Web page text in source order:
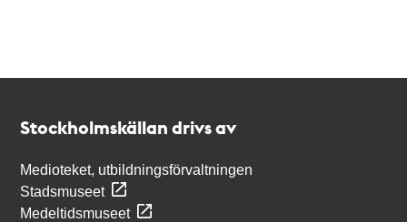
Stockholmskällan drivs av
Medioteket, utbildningsförvaltningen
Stadsmuseet
Medeltidsmuseet